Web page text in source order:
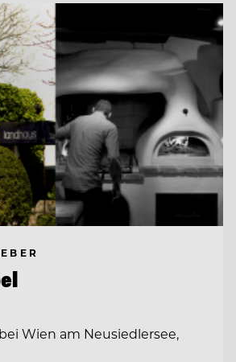
Wien am Neusiedlersee,